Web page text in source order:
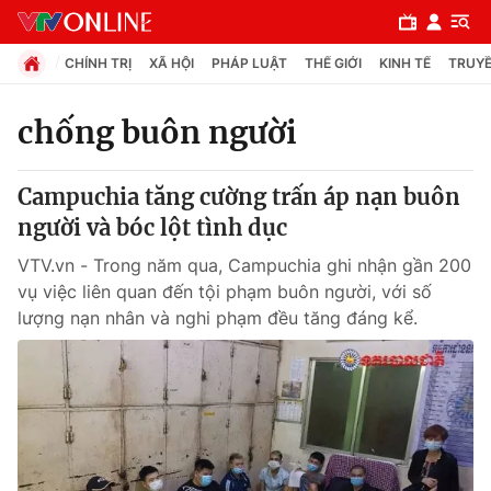
Chuyên mục
Chính trị
Xã hội
Pháp luật
Y tế
Thế giới
CHÍNH TRỊ XÃ HỘI PHÁP LUẬT THẾ GIỚI KINH TẾ
chống buôn người
Campuchia tăng cường trấn áp nạn buôn
người và bóc lột tình dục
VTV.vn - Trong năm qua, Campuchia ghi nhận gần 200
vụ việc liên quan đến tội phạm buôn người, với số
lượng nạn nhân và nghi phạm đều tăng đáng kể.